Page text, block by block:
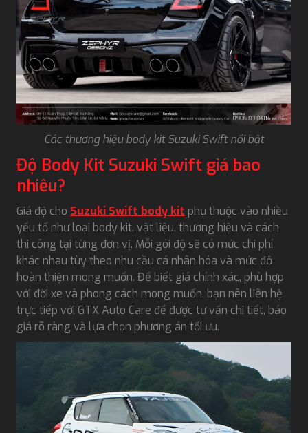
Các thương hiệu body kit Suzuki Swift nổi bật
Độ Body Kit Suzuki Swift giá bao
nhiêu?
Giá độ cho Suzuki Swift body kit phụ thuộc vào nhiều
yếu tố như loại body kit, vật liệu, thương hiệu và cách
thi công tại từng đơn vị. Mỗi gói độ sẽ có mức chi phí
khác nhau tùy theo nhu cầu cá nhân hóa và mức độ
hoàn thiện mong muốn. Để biết giá chính xác, phù hợp
với đời xe và phong cách mong muốn, bạn nên liên hệ
trực tiếp với GTX Auto Care để được tư vấn chi tiết, báo
giá rõ ràng và lựa chọn phương án tối ưu.